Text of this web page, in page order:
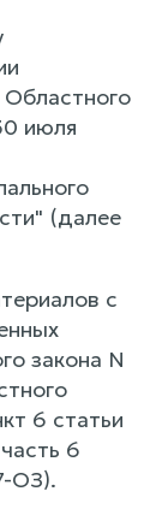
июля
(далее
с
закона N
6 статьи
6
ОЗ).